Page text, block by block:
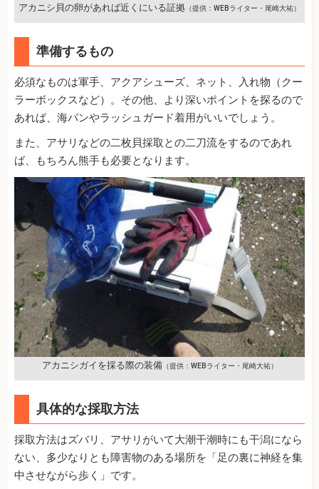
アカニシ貝の卵があれば近くにいる証拠 （提供：WEBライター・尾崎大祐）
準備するもの
必須なものは軍手、アクアシューズ、ネット、入れ物（クー
ラーボックスなど）。その他、より深いポイントを探るので
あれば、海パンやラッシュガード着用がいいでしょう。
また、アサリなどの二枚貝採取との二刀流をするのであれ
ば、もちろん熊手も必要となります。
アカニシガイを採る際の装備（提供：WEBライター・尾崎大祐）
具体的な採取方法
採取方法はズバリ、アサリがいて大潮干潮時にも干潟になら
ない、多少なりとも障害物のある場所を「足の裏に神経を集
中させながら歩く」です。